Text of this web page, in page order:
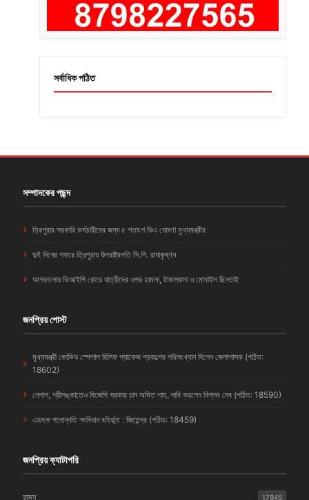
সর্বাধিক পঠিত
সম্পাদকের পছন্দ
ত্রিপুরার সরকারি কর্মচারীদের জন্য ৫ শতাংশ ডিএ ঘোষণা মুখ্যমন্ত্রীর
দুই দিনের সফরে ত্রিপুরায় উপরাষ্ট্রপতি সি.পি. রাধাকৃষ্ণন
আগরতলায় ভিআইপি রোডে যাত্রীদের ওপর হামলা, টাকাপয়সা ও মোবাইল ছিনতাই
জনপ্রিয় পোস্ট
মুখ্যমন্ত্রী কোভিড স্পেশাল রিলিফ প্যাকেজ প্রকল্পের পরিসংখ্যান দিলেন জেলাশাসক (পঠিত:
18602)
নেপাল, শ্রীলঙ্কাতেও বিজেপি সরকার চান অমিত শাহ, দাবি করলেন বিপ্লব দেব (পঠিত: 18590)
এডহক পদোন্নতি সংবিধান বহির্ভূত : জিতেন্দ্র (পঠিত: 18459)
জনপ্রিয় ক্যাটাগরি
রাজ্য 17945